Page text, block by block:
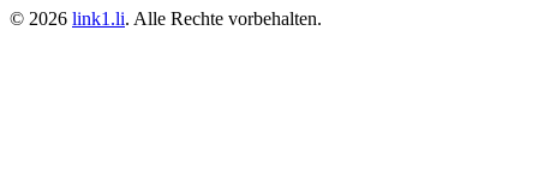
© 2026 link1.li. Alle Rechte vorbehalten.